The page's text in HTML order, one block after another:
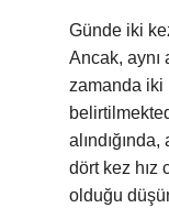
Günde iki
Ancak, aynı
zamanda iki
dört kez hız
olduğu